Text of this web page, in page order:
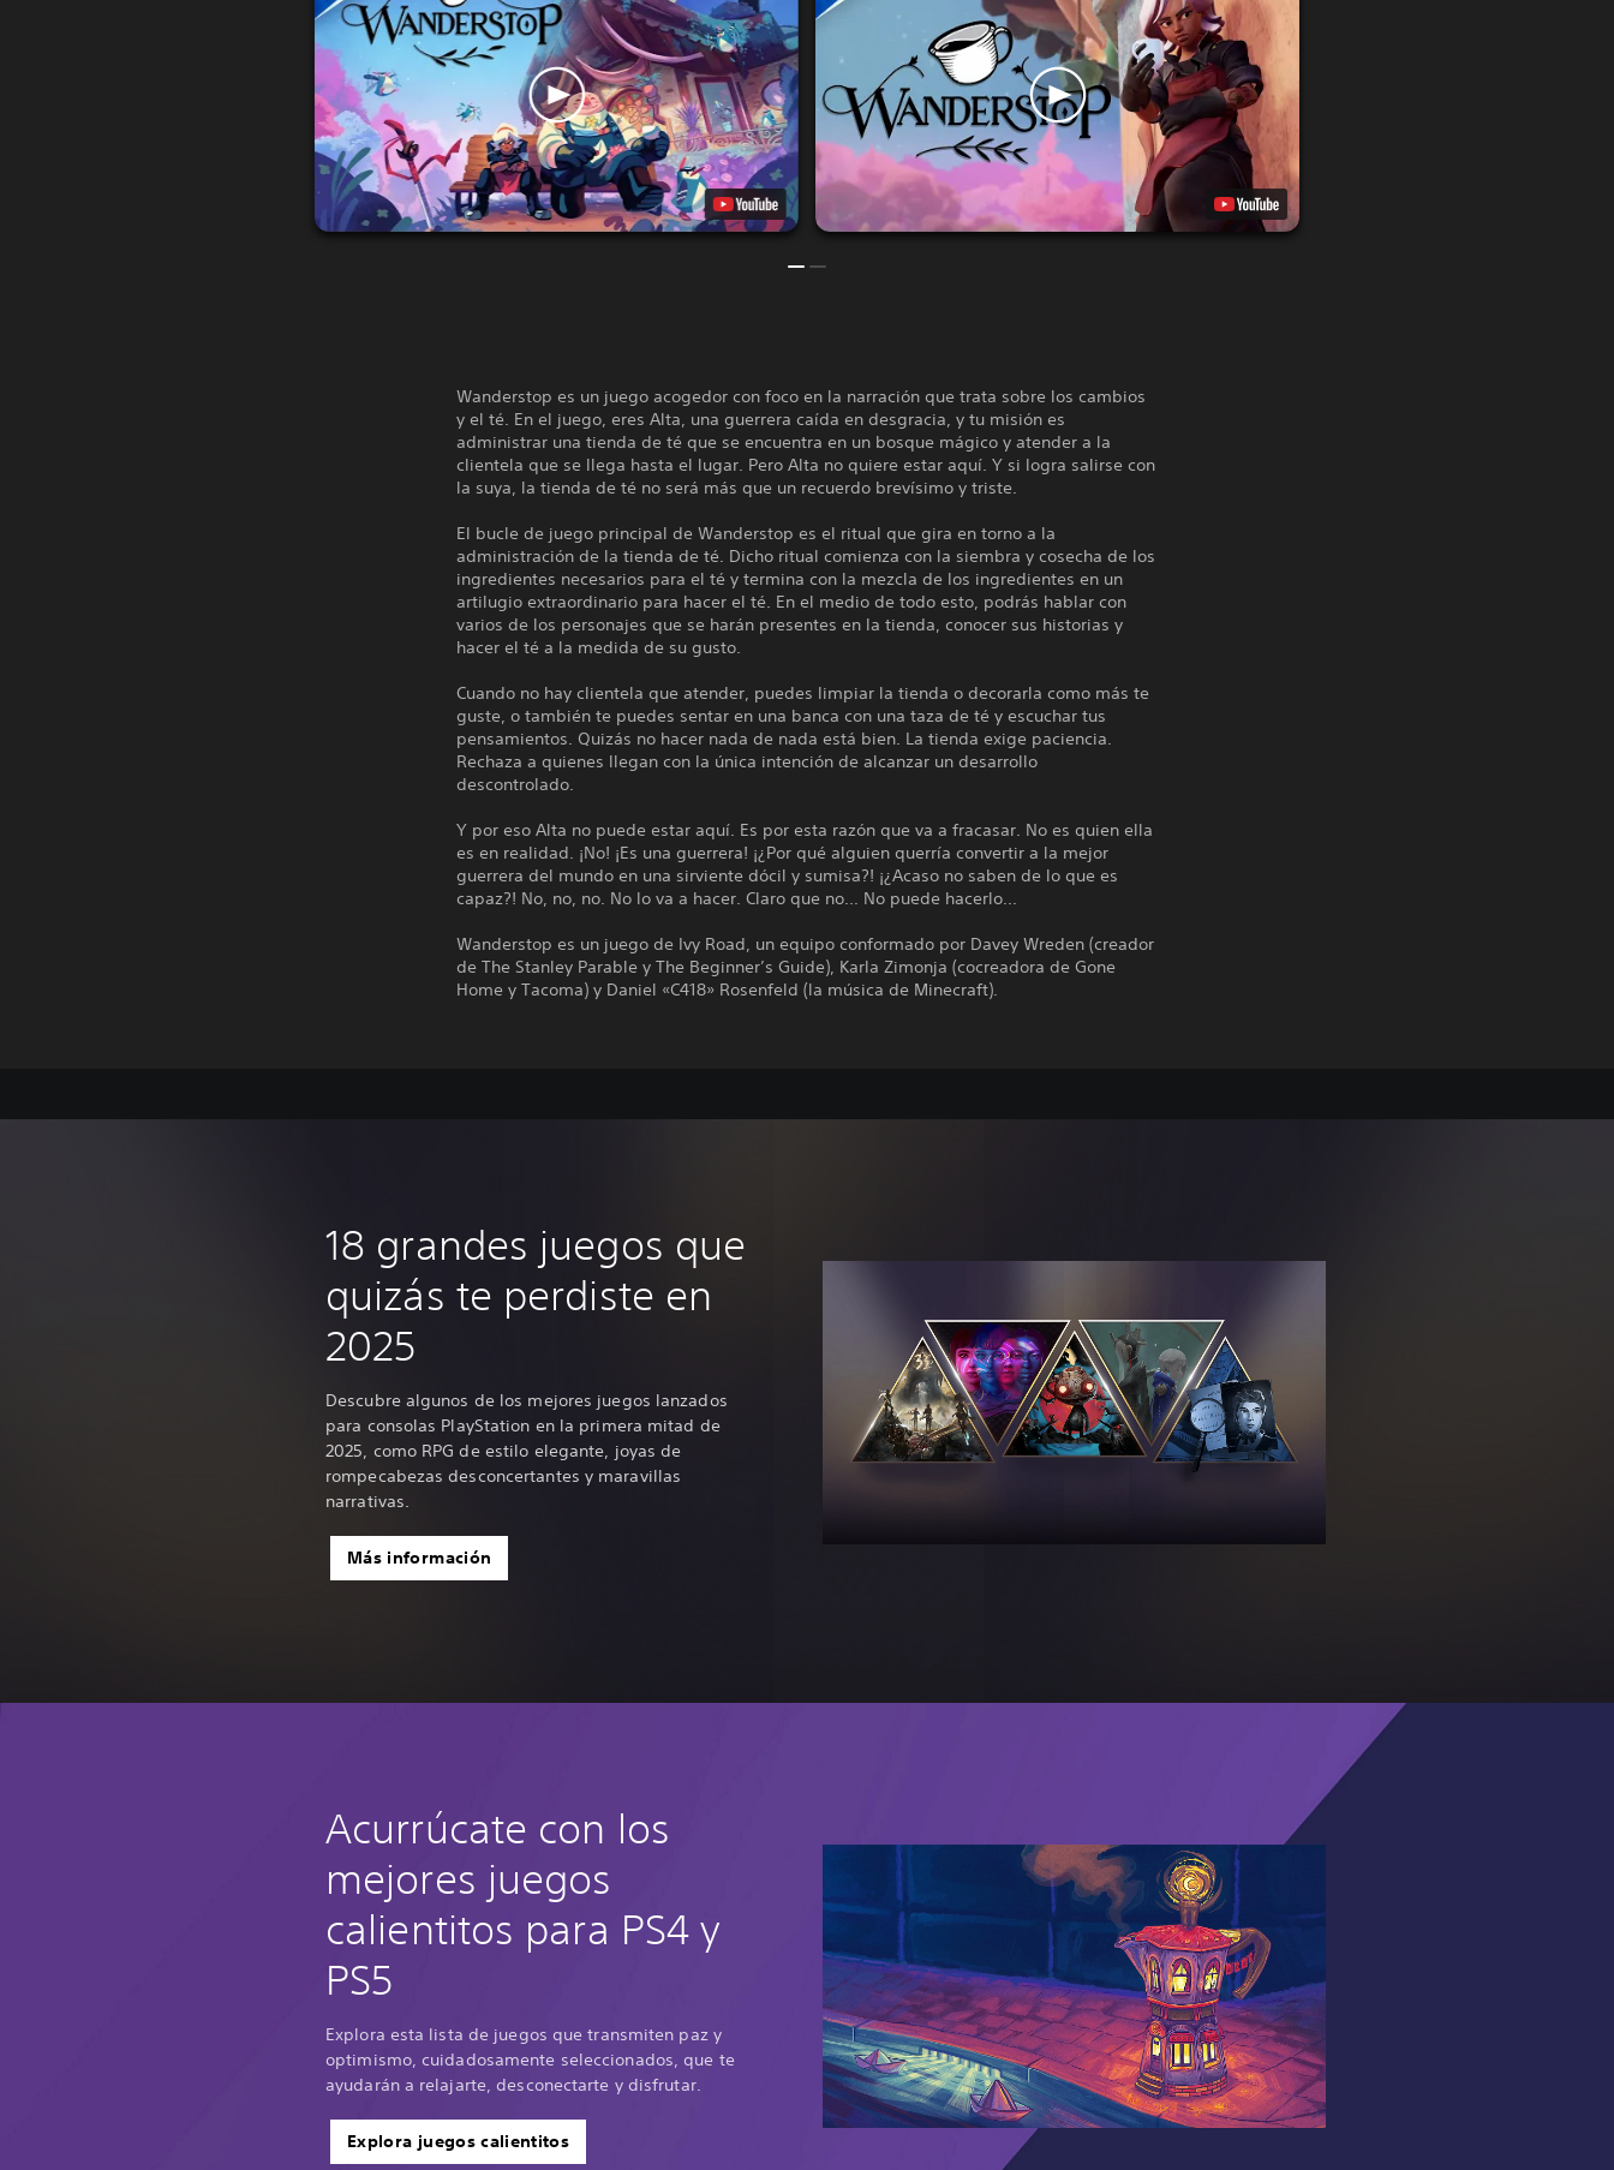
Wanderstop es un juego acogedor con foco en la narración que trata sobre los cambios
y el té. En el juego, eres Alta, una guerrera caída en desgracia, y tu misión es
administrar una tienda de té que se encuentra en un bosque mágico y atender a la
clientela que se llega hasta el lugar. Pero Alta no quiere estar aquí. Y si logra salirse con
la suya, la tienda de té no será más que un recuerdo brevísimo y triste.
El bucle de juego principal de Wanderstop es el ritual que gira en torno a la
administración de la tienda de té. Dicho ritual comienza con la siembra y cosecha de los
ingredientes necesarios para el té y termina con la mezcla de los ingredientes en un
artilugio extraordinario para hacer el té. En el medio de todo esto, podrás hablar con
varios de los personajes que se harán presentes en la tienda, conocer sus historias y
hacer el té a la medida de su gusto.
Cuando no hay clientela que atender, puedes limpiar la tienda o decorarla como más te
guste, o también te puedes sentar en una banca con una taza de té y escuchar tus
pensamientos. Quizás no hacer nada de nada está bien. La tienda exige paciencia.
Rechaza a quienes llegan con la única intención de alcanzar un desarrollo
descontrolado.
Y por eso Alta no puede estar aquí. Es por esta razón que va a fracasar. No es quien ella
es en realidad. ¡No! ¡Es una guerrera! ¡¿Por qué alguien querría convertir a la mejor
guerrera del mundo en una sirviente dócil y sumisa?! ¡¿Acaso no saben de lo que es
capaz?! No, no, no. No lo va a hacer. Claro que no... No puede hacerlo...
Wanderstop es un juego de Ivy Road, un equipo conformado por Davey Wreden (creador
de The Stanley Parable y The Beginner’s Guide), Karla Zimonja (cocreadora de Gone
Home y Tacoma) y Daniel «C418» Rosenfeld (la música de Minecraft).
18 grandes juegos que
quizás te perdiste en
2025
Descubre algunos de los mejores juegos lanzados
para consolas PlayStation en la primera mitad de
2025, como RPG de estilo elegante, joyas de
rompecabezas desconcertantes y maravillas
narrativas.
Más información
Acurrúcate con los
mejores juegos
calientitos para PS4 y
PS5
Explora esta lista de juegos que transmiten paz y
optimismo, cuidadosamente seleccionados, que te
ayudarán a relajarte, desconectarte y disfrutar.
Explora juegos calientitos